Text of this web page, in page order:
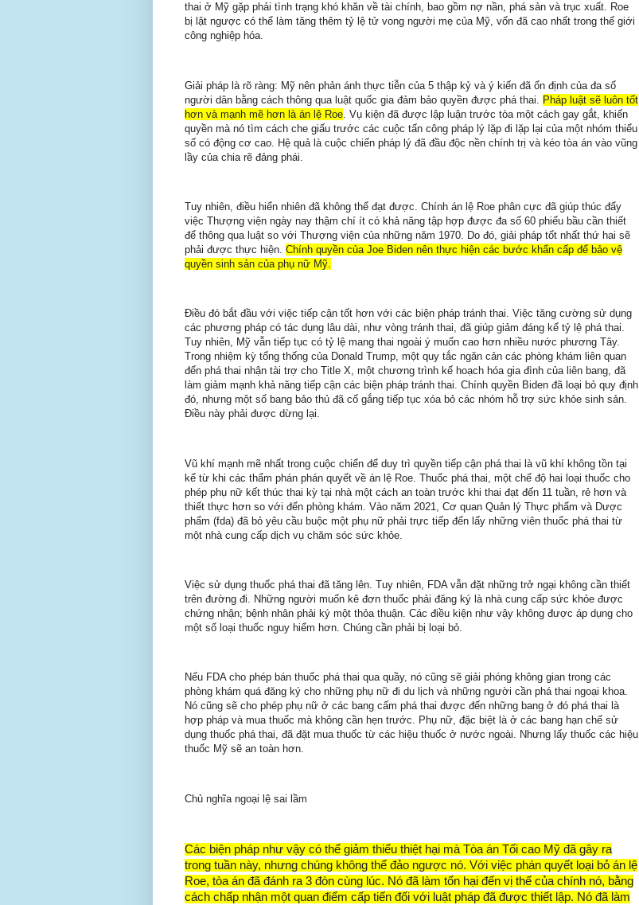
thai ở Mỹ gặp phải tình trạng khó khăn về tài chính, bao gồm nợ nần, phá sản và trục xuất. Roe
bị lật ngược có thể làm tăng thêm tỷ lệ tử vong người mẹ của Mỹ, vốn đã cao nhất trong thế giới
công nghiệp hóa.
Giải pháp là rõ ràng: Mỹ nên phản ánh thực tiễn của 5 thập kỷ và ý kiến đã ổn định của đa số
người dân bằng cách thông qua luật quốc gia đảm bảo quyền được phá thai. Pháp luật sẽ luôn tốt
hơn và mạnh mẽ hơn là án lệ Roe . Vụ kiện đã được lập luận trước tòa một cách gay gắt, khiến
quyền mà nó tìm cách che giấu trước các cuộc tấn công pháp lý lặp đi lặp lại của một nhóm thiểu
số có động cơ cao. Hệ quả là cuộc chiến pháp lý đã đầu độc nền chính trị và kéo tòa án vào vũng
lầy của chia rẽ đảng phái.
Tuy nhiên, điều hiển nhiên đã không thể đạt được. Chính án lệ Roe phân cực đã giúp thúc đẩy
việc Thượng viện ngày nay thậm chí ít có khả năng tập hợp được đa số 60 phiếu bầu cần thiết
để thông qua luật so với Thượng viện của những năm 1970. Do đó, giải pháp tốt nhất thứ hai sẽ
phải được thực hiện. Chính quyền của Joe Biden nên thực hiện các bước khẩn cấp để bảo vệ
quyền sinh sản của phụ nữ Mỹ.
Điều đó bắt đầu với việc tiếp cận tốt hơn với các biện pháp tránh thai. Việc tăng cường sử dụng
các phương pháp có tác dụng lâu dài, như vòng tránh thai, đã giúp giảm đáng kể tỷ lệ phá thai.
Tuy nhiên, Mỹ vẫn tiếp tục có tỷ lệ mang thai ngoài ý muốn cao hơn nhiều nước phương Tây.
Trong nhiệm kỳ tổng thống của Donald Trump, một quy tắc ngăn cản các phòng khám liên quan
đến phá thai nhận tài trợ cho Title X, một chương trình kế hoạch hóa gia đình của liên bang, đã
làm giảm mạnh khả năng tiếp cận các biện pháp tránh thai. Chính quyền Biden đã loại bỏ quy định
đó, nhưng một số bang bảo thủ đã cố gắng tiếp tục xóa bỏ các nhóm hỗ trợ sức khỏe sinh sản.
Điều này phải được dừng lại.
Vũ khí mạnh mẽ nhất trong cuộc chiến để duy trì quyền tiếp cận phá thai là vũ khí không tồn tại
kể từ khi các thẩm phán phán quyết về án lệ Roe. Thuốc phá thai, một chế độ hai loại thuốc cho
phép phụ nữ kết thúc thai kỳ tại nhà một cách an toàn trước khi thai đạt đến 11 tuần, rẻ hơn và
thiết thực hơn so với đến phòng khám. Vào năm 2021, Cơ quan Quản lý Thực phẩm và Dược
phẩm (fda) đã bỏ yêu cầu buộc một phụ nữ phải trực tiếp đến lấy những viên thuốc phá thai từ
một nhà cung cấp dịch vụ chăm sóc sức khỏe.
Việc sử dụng thuốc phá thai đã tăng lên. Tuy nhiên, FDA vẫn đặt những trở ngại không cần thiết
trên đường đi. Những người muốn kê đơn thuốc phải đăng ký là nhà cung cấp sức khỏe được
chứng nhận; bệnh nhân phải ký một thỏa thuận. Các điều kiện như vậy không được áp dụng cho
một số loại thuốc nguy hiểm hơn. Chúng cần phải bị loại bỏ.
Nếu FDA cho phép bán thuốc phá thai qua quầy, nó cũng sẽ giải phóng không gian trong các
phòng khám quá đăng ký cho những phụ nữ đi du lịch và những người cần phá thai ngoại khoa.
Nó cũng sẽ cho phép phụ nữ ở các bang cấm phá thai được đến những bang ở đó phá thai là
hợp pháp và mua thuốc mà không cần hẹn trước. Phụ nữ, đặc biệt là ở các bang hạn chế sử
dụng thuốc phá thai, đã đặt mua thuốc từ các hiệu thuốc ở nước ngoài. Nhưng lấy thuốc các hiệu
thuốc Mỹ sẽ an toàn hơn.
Chủ nghĩa ngoại lệ sai lầm
Các biện pháp như vậy có thể giảm thiểu thiệt hại mà Tòa án Tối cao Mỹ đã gây ra
trong tuần này, nhưng chúng không thể đảo ngược nó. Với việc phán quyết loại bỏ án lệ
Roe, tòa án đã đánh ra 3 đòn cùng lúc. Nó đã làm tổn hại đến vị thế của chính nó, bằng
cách chấp nhận một quan điểm cấp tiến đối với luật pháp đã được thiết lập. Nó đã làm